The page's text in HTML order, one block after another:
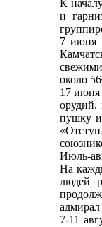
К
и
7 июня
около
17 июня
орудий,
пушку и
Июль-
На
людей
7-11